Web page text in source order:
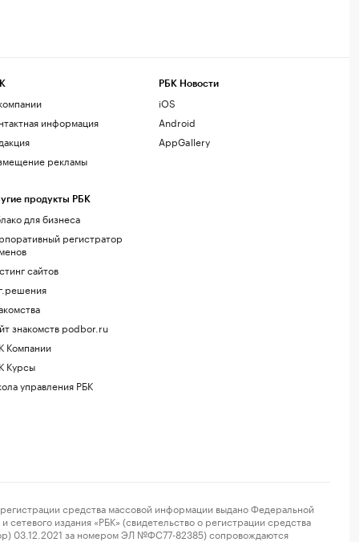
информация
рекламы
продукты РБК
для бизнеса
регистратор
сайтов
знакомств podbor.ru
Компании
Курсы
управления РБК
РБК Новости
iOS
Android
AppGallery
средства массовой информации выдано Федеральной
издания «РБК» (свидетельство о регистрации средства
03.12.2021 за номером ЭЛ №ФС77-82385) сопровождаются